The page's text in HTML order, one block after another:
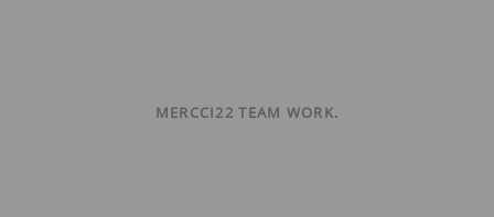
MERCCI22 TEAM WORK.